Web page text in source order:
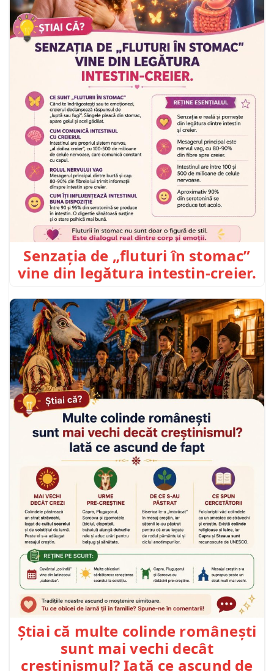
Senzația de „fluturi în stomac”
vine din legătura intestin-creier.
Știai că multe colinde românești
sunt mai vechi decât
creștinismul? Iată ce ascund de